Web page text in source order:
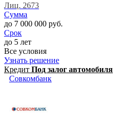
Лиц. 2673
Сумма
до 7 000 000 руб.
Срок
до 5 лет
Все условия
Узнать решение
Кредит Под залог автомобиля
Совкомбанк